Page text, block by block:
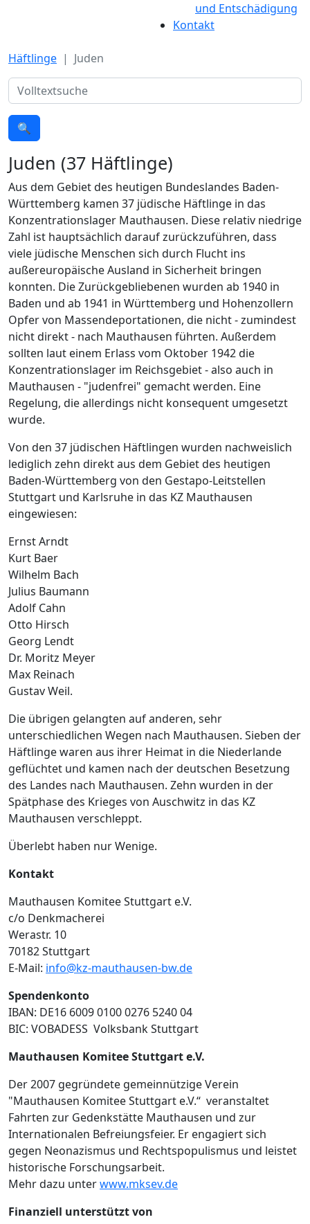
und Entschädigung
Kontakt
Häftlinge
Juden
Suche
🔍
Juden (37 Häftlinge)
Aus dem Gebiet des heutigen Bundeslandes Baden-
Württemberg kamen 37 jüdische Häftlinge in das
Konzentrationslager Mauthausen. Diese relativ niedrige
Zahl ist hauptsächlich darauf zurückzuführen, dass
viele jüdische Menschen sich durch Flucht ins
außereuropäische Ausland in Sicherheit bringen
konnten. Die Zurückgebliebenen wurden ab 1940 in
Baden und ab 1941 in Württemberg und Hohenzollern
Opfer von Massendeportationen, die nicht - zumindest
nicht direkt - nach Mauthausen führten. Außerdem
sollten laut einem Erlass vom Oktober 1942 die
Konzentrationslager im Reichsgebiet - also auch in
Mauthausen - "judenfrei" gemacht werden. Eine
Regelung, die allerdings nicht konsequent umgesetzt
wurde.
Von den 37 jüdischen Häftlingen wurden nachweislich
lediglich zehn direkt aus dem Gebiet des heutigen
Baden-Württemberg von den Gestapo-Leitstellen
Stuttgart und Karlsruhe in das KZ Mauthausen
eingewiesen:
Ernst Arndt
Kurt Baer
Wilhelm Bach
Julius Baumann
Adolf Cahn
Otto Hirsch
Georg Lendt
Dr. Moritz Meyer
Max Reinach
Gustav Weil.
Die übrigen gelangten auf anderen, sehr
unterschiedlichen Wegen nach Mauthausen. Sieben der
Häftlinge waren aus ihrer Heimat in die Niederlande
geflüchtet und kamen nach der deutschen Besetzung
des Landes nach Mauthausen. Zehn wurden in der
Spätphase des Krieges von Auschwitz in das KZ
Mauthausen verschleppt.
Überlebt haben nur Wenige.
Kontakt
Mauthausen Komitee Stuttgart e.V.
c/o Denkmacherei
Werastr. 10
70182 Stuttgart
E-Mail: info@kz-mauthausen-bw.de
Spendenkonto
IBAN: DE16 6009 0100 0276 5240 04
BIC: VOBADESS Volksbank Stuttgart
Mauthausen Komitee Stuttgart e.V.
Der 2007 gegründete gemeinnützige Verein
"Mauthausen Komitee Stuttgart e.V.“ veranstaltet
Fahrten zur Gedenkstätte Mauthausen und zur
Internationalen Befreiungsfeier. Er engagiert sich
gegen Neonazismus und Rechtspopulismus und leistet
historische Forschungsarbeit.
Mehr dazu unterwww.mksev.de
Finanziell unterstützt von